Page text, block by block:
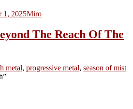
1, 2025Miro
The Reach Of The
metal, progressive metal, season of mist